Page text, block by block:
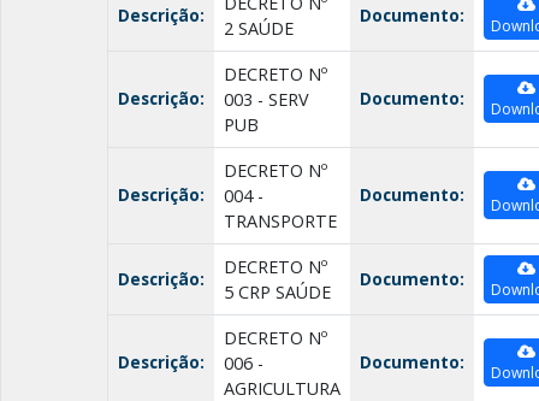
Descrição:
2 SAÚDE
Documento:
Descrição:
DECRETO Nº
003 - SERV
PUB
Documento:
Descrição:
DECRETO Nº
004 -
TRANSPORTE
Documento:
Descrição:
DECRETO Nº
5 CRP SAÚDE
Documento:
Descrição:
DECRETO Nº
006 -
AGRICULTURA
Documento: